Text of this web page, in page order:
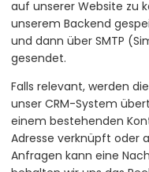
auf unserer Website zu
unserem Backend
und dann über SMTP
gesendet.
Falls relevant, werden
unser CRM-System
einem bestehenden
Adresse verknüpft oder
Anfragen kann eine